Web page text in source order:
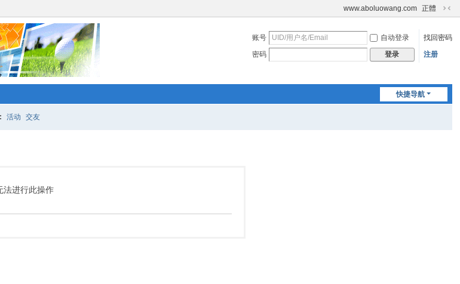
www.aboluowang.com 正體
切
到
账号 自动登录
找回密码
密码
登录 注册
快捷导航
活动 交友
法进行此操作